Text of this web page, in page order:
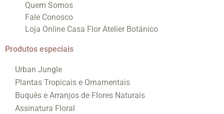
Quem Somos
Fale Conosco
Loja Online Casa Flor Atelier Botânico
Produtos especiais
Urban Jungle
Plantas Tropicais e Ornamentais
Buquês e Arranjos de Flores Naturais
Assinatura Floral